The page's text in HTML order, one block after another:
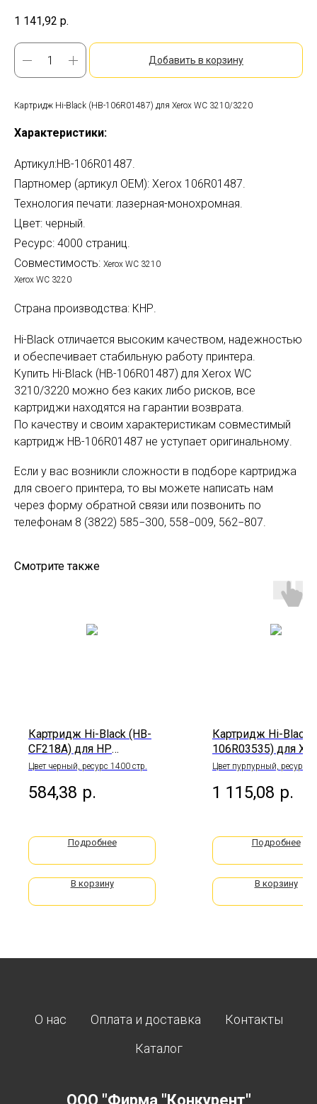
1 141,92 р.
Добавить в корзину
Картридж Hi-Black (HB-106R01487) для Xerox WC 3210/3220
Характеристики:
Артикул:HB-106R01487.
Партномер (артикул OEM): Xerox 106R01487.
Технология печати: лазерная-монохромная.
Цвет: черный.
Ресурс: 4000 страниц.
Совместимость: Xerox WC 3210
Xerox WC 3220
Страна производства: КНР.
Hi-Black отличается высоким качеством, надежностью
и обеспечивает стабильную работу принтера.
Купить Hi-Black (HB-106R01487) для Xerox WC
3210/3220 можно без каких либо рисков, все
картриджи находятся на гарантии возврата.
По качеству и своим характеристикам совместимый
картридж HB-106R01487 не уступает оригинальному.
Если у вас возникли сложности в подборе картриджа
для своего принтера, то вы можете написать нам
через форму обратной связи или позвонить по
телефонам 8 (3822) 585−300, 558−009, 562−807.
Смотрите также
Картридж Hi-Black (HB-
CF218A) для HP
LaserJet Pro M104/MFP
Цвет черный, ресурс 1400 стр.
584,38 р.
Подробнее
В корзину
Картридж Hi-Black
106R03535) для
VersaLink C400/
Цвет пурпурный, ресурс
1 115,08 р.
Подробнее
В корзину
О нас Оплата и доставка
Контакты
Каталог
ООО "Фирма "Конкурент"